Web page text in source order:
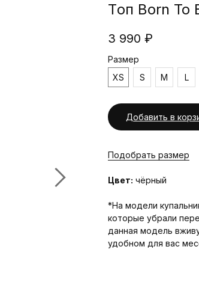
Tоп Born To
3 990 ₽
Размер
XS
S M L
Добавить в
Подобрать размер
Цвет: чёрный
*На модели
которые убрали
данная модель
удобном для вас